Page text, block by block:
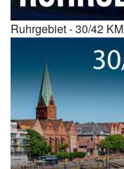
Ruhrgebiet - 30/42 KM